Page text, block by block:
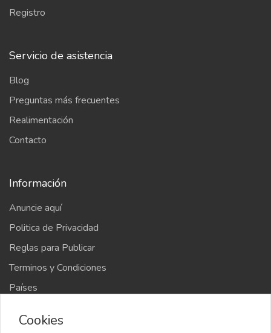
Registro
Servicio de asistencia
Blog
Preguntas más frecuentes
Realimentación
Contacto
Información
Anuncie aquí
Politica de Privacidad
Reglas para Publicar
Terminos y Condiciones
Países
Cookies